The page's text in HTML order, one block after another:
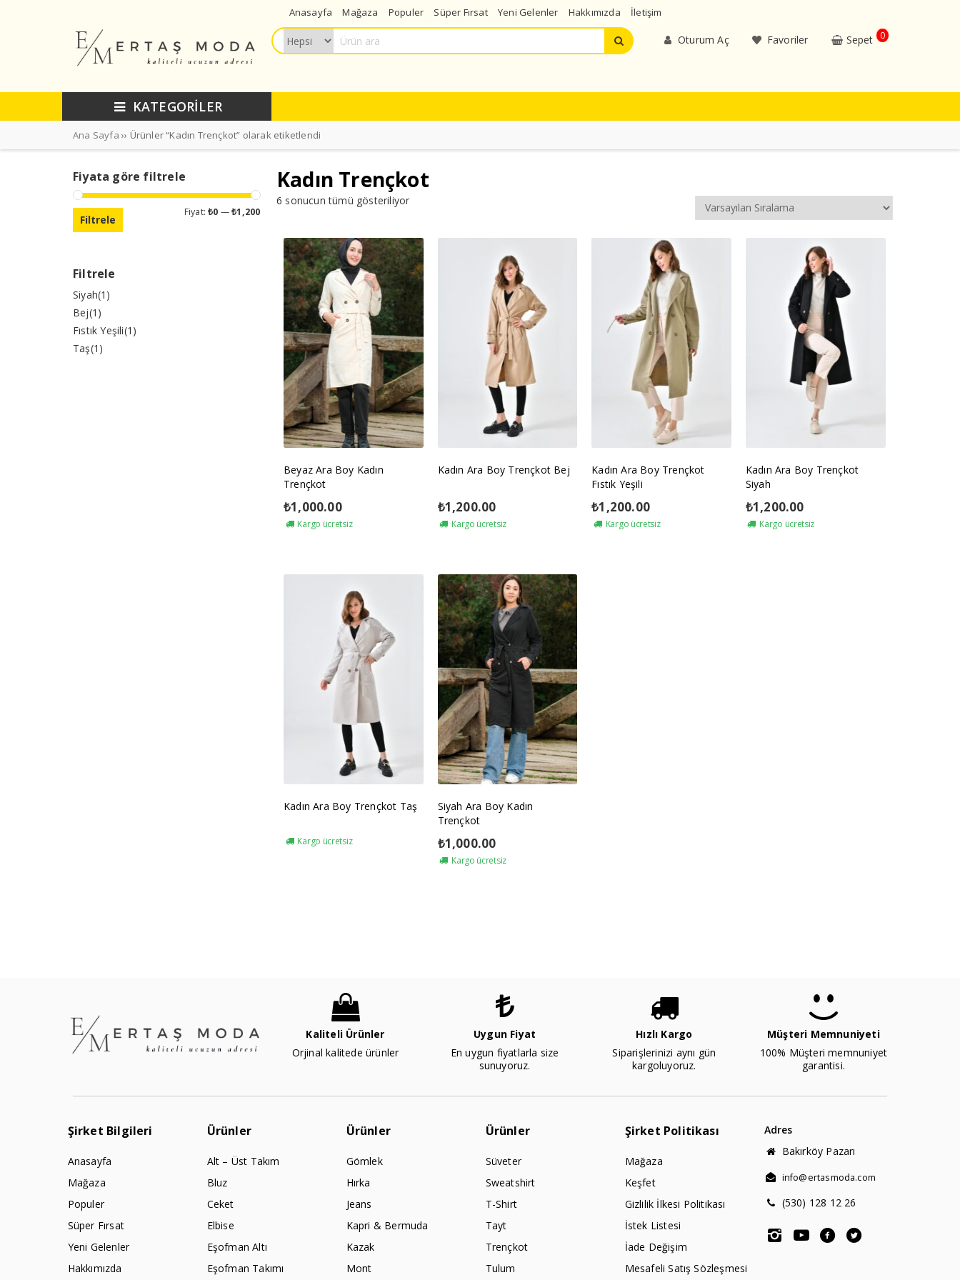
Anasayfa Mağaza Populer Süper Fırsat Yeni Gelenler Hakkımızda İletişim
Oturum Aç Favoriler Sepet 0
KATEGORİLER
Ana Sayfa ›› Ürünler “Kadın Trençkot” olarak etiketlendi
Fiyata göre filtrele
En
En
Filtrele
Fiyat:₺0 —₺1,200
Filtrele
Siyah(1)
Bej(1)
Fıstık Yeşili(1)
Taş(1)
Kadın Trençkot
6 sonucun tümü gösteriliyor
Beyaz Ara Boy Kadın
Trençkot
₺1,000.00
Kargo ücretsiz
Kadın Ara Boy Trençkot Bej
₺1,200.00
Kargo ücretsiz
Kadın Ara Boy Trençkot
Fıstık Yeşili
₺1,200.00
Kargo ücretsiz
Kadın Ara Boy Trençkot
Siyah
₺1,200.00
Kargo ücretsiz
Kadın Ara Boy Trençkot Taş
Kargo ücretsiz
Siyah Ara Boy Kadın
Trençkot
₺1,000.00
Kargo ücretsiz
Kaliteli Ürünler
Orjinal kalitede ürünler
Uygun Fiyat
En uygun fiyatlarla size
sunuyoruz.
Hızlı Kargo
Siparişlerinizi aynı gün
kargoluyoruz.
Müşteri Memnuniyeti
100% Müşteri memnuniyet
garantisi.
Şirket Bilgileri
Anasayfa
Mağaza
Populer
Süper Fırsat
Yeni Gelenler
Hakkımızda
Ürünler
Alt – Üst Takım
Bluz
Ceket
Elbise
Eşofman Altı
Eşofman Takımı
Ürünler
Gömlek
Hırka
Jeans
Kapri & Bermuda
Kazak
Mont
Ürünler
Süveter
Sweatshirt
T-Shirt
Tayt
Trençkot
Tulum
Şirket Politikası
Mağaza
Keşfet
Gizlilik İlkesi Politikası
İstek Listesi
İade Değişim
Mesafeli Satış Sözleşmesi
Adres
Bakırköy Pazarı
info@ertasmoda.com
(530) 128 12 26